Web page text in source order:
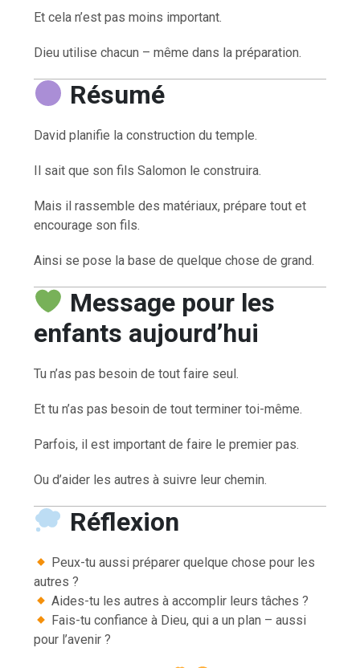
Et cela n’est pas moins important.
Dieu utilise chacun – même dans la préparation.
Résumé
David planifie la construction du temple.
Il sait que son fils Salomon le construira.
Mais il rassemble des matériaux, prépare tout et
encourage son fils.
Ainsi se pose la base de quelque chose de grand.
Message pour les
enfants aujourd’hui
Tu n’as pas besoin de tout faire seul.
Et tu n’as pas besoin de tout terminer toi-même.
Parfois, il est important de faire le premier pas.
Ou d’aider les autres à suivre leur chemin.
Réflexion
Peux-tu aussi préparer quelque chose pour les
autres ?
Aides-tu les autres à accomplir leurs tâches ?
Fais-tu confiance à Dieu, qui a un plan – aussi
pour l’avenir ?